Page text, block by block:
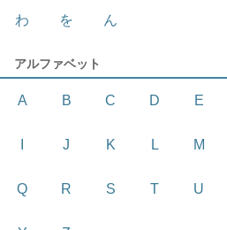
わ を ん
アルファベット
A B C D E
J K L M
Q R S T U